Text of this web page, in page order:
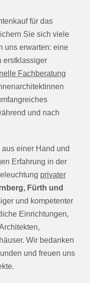
für das
Sie sich viele
uns erwarten: eine
erstklassiger
Fachberatung
und nach
einer Hand und
Erfahrung in der
privater
Fürth und
und kompetenter
Einrichtungen,
Wir bedanken
und freuen uns